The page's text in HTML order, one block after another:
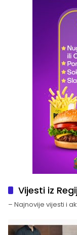
Vijesti iz
– Najnovije vijesti i